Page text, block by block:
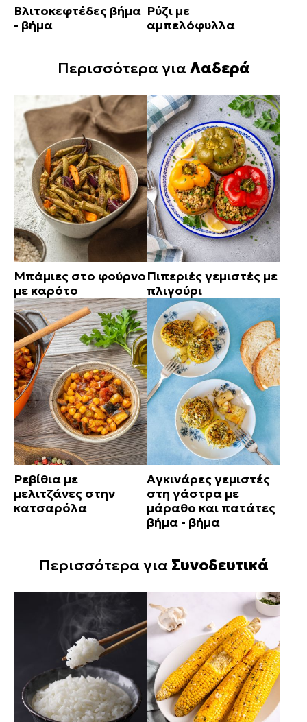
Βλιτοκεφτέδες βήμα
- βήμα
Ρύζι με
αμπελόφυλλα
Περισσότερα γιαΛαδερά
Μπάμιες στο φούρνο
με καρότο
Πιπεριές γεμιστές με
πλιγούρι
Ρεβίθια με
μελιτζάνες στην
κατσαρόλα
Αγκινάρες γεμιστές
στη γάστρα με
μάραθο και πατάτες
βήμα - βήμα
Περισσότερα για Συνοδευτικά